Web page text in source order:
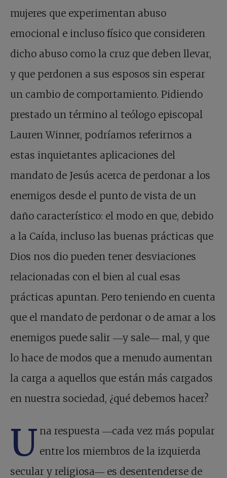
mujeres que experimentan abuso
emocional e incluso físico que consideren
dicho abuso como la cruz que deben llevar,
y que perdonen a sus esposos sin esperar
un cambio de comportamiento. Pidiendo
prestado un término al teólogo episcopal
Lauren Winner, podríamos referirnos a
estas inquietantes aplicaciones del
mandato de Jesús acerca de perdonar a los
enemigos desde el punto de vista de un
daño característico: el modo en que, debido
a la Caída, incluso las buenas prácticas que
Dios nos dio pueden tener desviaciones
relacionadas con el bien al cual esas
prácticas apuntan. Pero teniendo en cuenta
que el mandato de perdonar o de amar a los
enemigos puede salir ―y sale― mal, y que
lo hace de modos que a menudo aumentan
la carga a aquellos que están más cargados
en nuestra sociedad, ¿qué debemos hacer?
U na respuesta ―cada vez más popular
entre los miembros de la izquierda
secular y religiosa― es desentenderse de